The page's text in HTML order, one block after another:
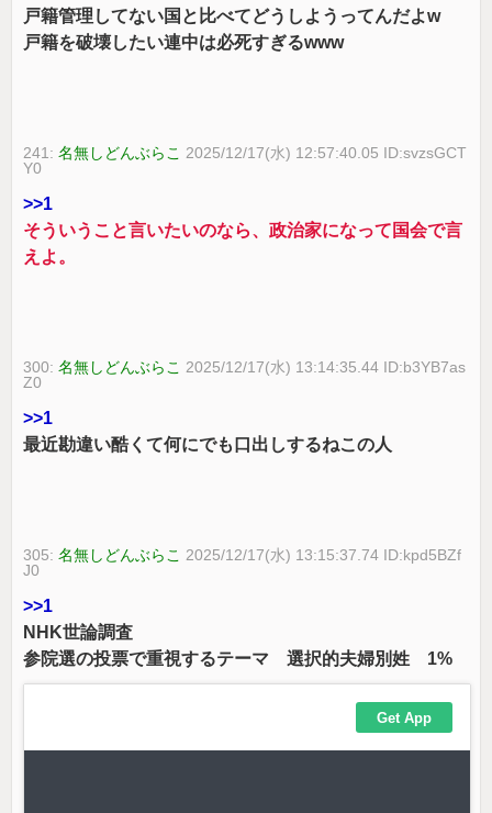
戸籍管理してない国と比べてどうしようってんだよw
戸籍を破壊したい連中は必死すぎるwww
241:名無しどんぶらこ 2025/12/17(水) 12:57:40.05 ID:svzsGCT
Y0
>>1
そういうこと言いたいのなら、政治家になって国会で言
えよ。
300:名無しどんぶらこ 2025/12/17(水) 13:14:35.44 ID:b3YB7as
Z0
>>1
最近勘違い酷くて何にでも口出しするねこの人
305:名無しどんぶらこ 2025/12/17(水) 13:15:37.74 ID:kpd5BZf
J0
>>1
NHK世論調査
参院選の投票で重視するテーマ 選択的夫婦別姓 1%